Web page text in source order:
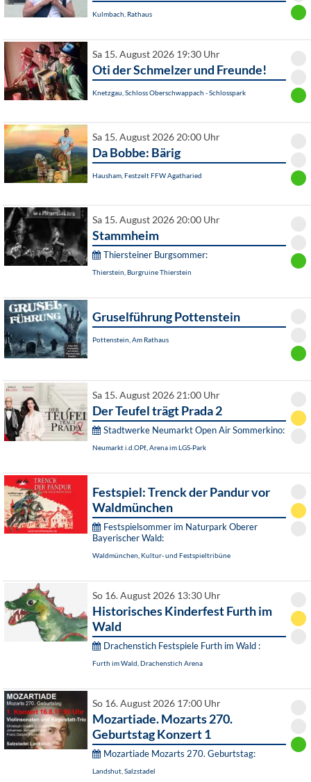
Kulmbach, Rathaus
Sa 15. August 2026 19:30 Uhr
Oti der Schmelzer und Freunde!
Knetzgau, Schloss Oberschwappach - Schlosspark
Sa 15. August 2026 20:00 Uhr
Da Bobbe: Bärig
Hausham, Festzelt FFW Agatharied
Sa 15. August 2026 20:00 Uhr
Stammheim
Thiersteiner Burgsommer:
Thierstein, Burgruine Thierstein
Gruselführung Pottenstein
Pottenstein, Am Rathaus
Sa 15. August 2026 21:00 Uhr
Der Teufel trägt Prada 2
Stadtwerke Neumarkt Open Air Sommerkino:
Neumarkt i.d.OPf., Arena im LGS-Park
Festspiel: Trenck der Pandur vor
Waldmünchen
Festspielsommer im Naturpark Oberer
Bayerischer Wald:
Waldmünchen, Kultur- und Festspieltribüne
So 16. August 2026 13:30 Uhr
Historisches Kinderfest Furth im
Wald
Drachenstich Festspiele Furth im Wald :
Furth im Wald, Drachenstich Arena
So 16. August 2026 17:00 Uhr
Mozartiade. Mozarts 270.
Geburtstag Konzert 1
Mozartiade Mozarts 270. Geburtstag:
Landshut, Salzstadel